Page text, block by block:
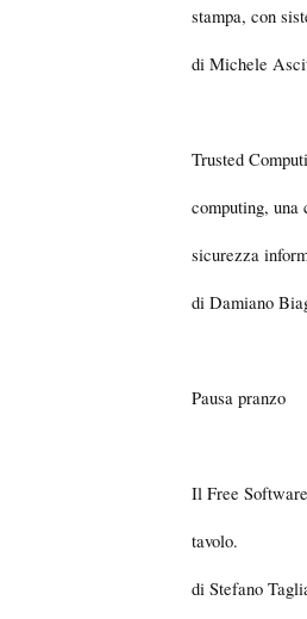
stampa, con
di Michele
Trusted
computing, una
sicurezza
di Damiano
Pausa pranzo
Il Free
tavolo.
di Stefano